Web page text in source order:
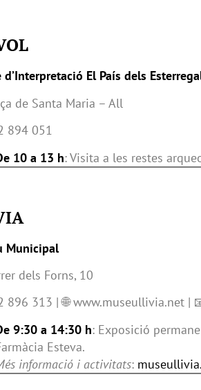
d’Interpretació El País dels
de Santa Maria – All
894 051
10 a 13 h: Visita a les restes
Municipal
dels Forns, 10
896 313 | 🌐 www.museullivia.net |
9:30 a 14:30 h: Exposició
Esteva.
informació i activitats: